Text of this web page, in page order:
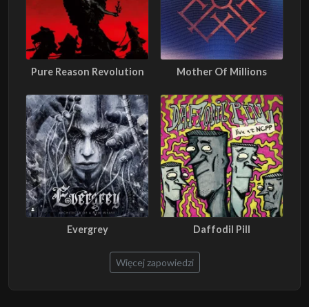
Pure Reason Revolution Mother Of Millions
Evergrey Daffodil Pill
Więcej zapowiedzi